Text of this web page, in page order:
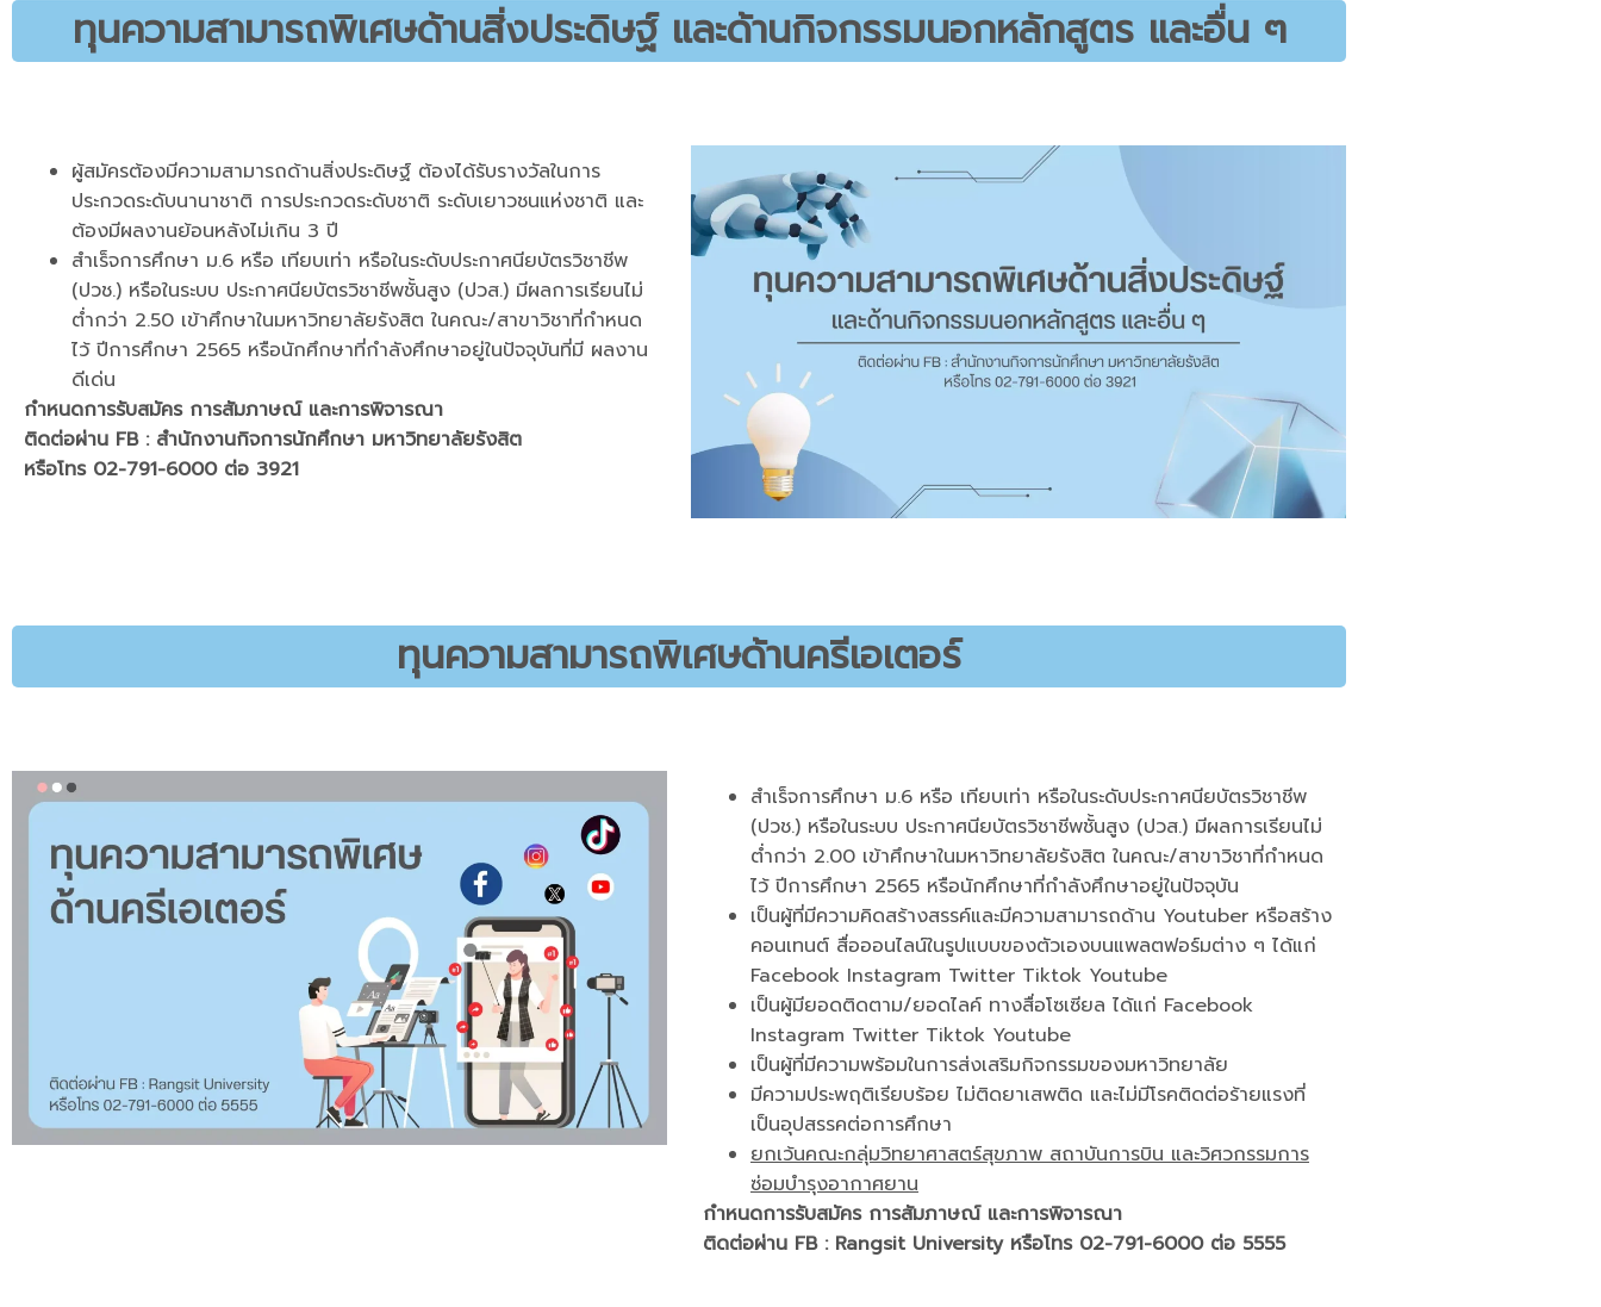
ทุนความสามารถพิเศษด้านสิ่งประดิษฐ์ และด้านกิจกรรมนอกหลักสูตร และอื่น ๆ
ผู้สมัครต้องมีความสามารถด้านสิ่งประดิษฐ์ ต้องได้รับรางวัลในการ
ประกวดระดับนานาชาติ การประกวดระดับชาติ ระดับเยาวชนแห่งชาติ และ
ต้องมีผลงานย้อนหลังไม่เกิน 3 ปี
สำเร็จการศึกษา ม.6 หรือ เทียบเท่า หรือในระดับประกาศนียบัตรวิชาชีพ
(ปวช.) หรือในระบบ ประกาศนียบัตรวิชาชีพชั้นสูง (ปวส.) มีผลการเรียนไม่
ต่ำกว่า 2.50 เข้าศึกษาในมหาวิทยาลัยรังสิต ในคณะ/สาขาวิชาที่กำหนด
ไว้ ปีการศึกษา 2565 หรือนักศึกษาที่กำลังศึกษาอยู่ในปัจจุบันที่มี ผลงาน
ดีเด่น
กำหนดการรับสมัคร การสัมภาษณ์ และการพิจารณา
ติดต่อผ่าน FB : สำนักงานกิจการนักศึกษา มหาวิทยาลัยรังสิต
หรือโทร 02-791-6000 ต่อ 3921
ทุนความสามารถพิเศษด้านครีเอเตอร์
สำเร็จการศึกษา ม.6 หรือ เทียบเท่า หรือในระดับประกาศนียบัตรวิชาชีพ
(ปวช.) หรือในระบบ ประกาศนียบัตรวิชาชีพชั้นสูง (ปวส.) มีผลการเรียนไม่
ต่ำกว่า 2.00 เข้าศึกษาในมหาวิทยาลัยรังสิต ในคณะ/สาขาวิชาที่กำหนด
ไว้ ปีการศึกษา 2565 หรือนักศึกษาที่กำลังศึกษาอยู่ในปัจจุบัน
เป็นผู้ที่มีความคิดสร้างสรรค์และมีความสามารถด้าน Youtuber หรือสร้าง
คอนเทนต์ สื่อออนไลน์ในรูปแบบของตัวเองบนแพลตฟอร์มต่าง ๆ ได้แก่
Facebook Instagram Twitter Tiktok Youtube
เป็นผู้มียอดติดตาม/ยอดไลค์ ทางสื่อโซเซียล ได้แก่ Facebook
Instagram Twitter Tiktok Youtube
เป็นผู้ที่มีความพร้อมในการส่งเสริมกิจกรรมของมหาวิทยาลัย
มีความประพฤติเรียบร้อย ไม่ติดยาเสพติด และไม่มีโรคติดต่อร้ายแรงที่
เป็นอุปสรรคต่อการศึกษา
ยกเว้นคณะกลุ่มวิทยาศาสตร์สุขภาพ สถาบันการบิน และวิศวกรรมการ
ซ่อมบำรุงอากาศยาน
กำหนดการรับสมัคร การสัมภาษณ์ และการพิจารณา
ติดต่อผ่าน FB : Rangsit University หรือโทร 02-791-6000 ต่อ 5555